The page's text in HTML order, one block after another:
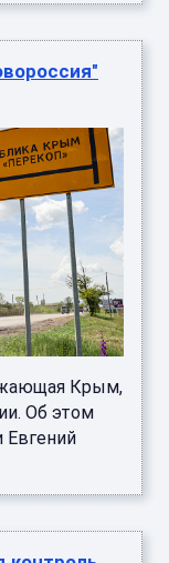
Крым,
Об этом
Евгений